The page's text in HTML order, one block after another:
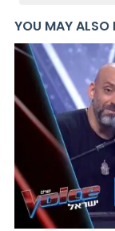
YOU MAY ALSO